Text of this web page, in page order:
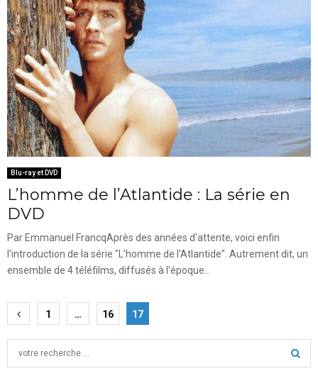
Blu-ray et DVD
L’homme de l’Atlantide : La série en
DVD
Par Emmanuel FrancqAprès des années d'attente, voici enfin
l'introduction de la série "L'homme de l'Atlantide". Autrement dit, un
ensemble de 4 téléfilms, diffusés à l'époque...
Pagination
des
publications
1 … 16 17